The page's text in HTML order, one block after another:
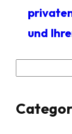
und
c